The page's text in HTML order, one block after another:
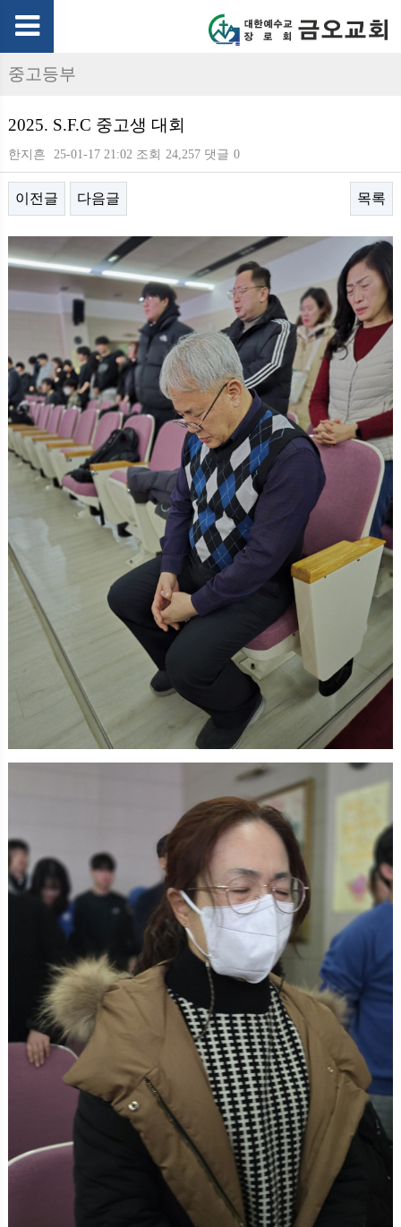
중고등부
2025. S.F.C 중고생 대회
한지흔 25-01-17 21:02 조회 24,257 댓글 0
이전글 다음글 목록
본문